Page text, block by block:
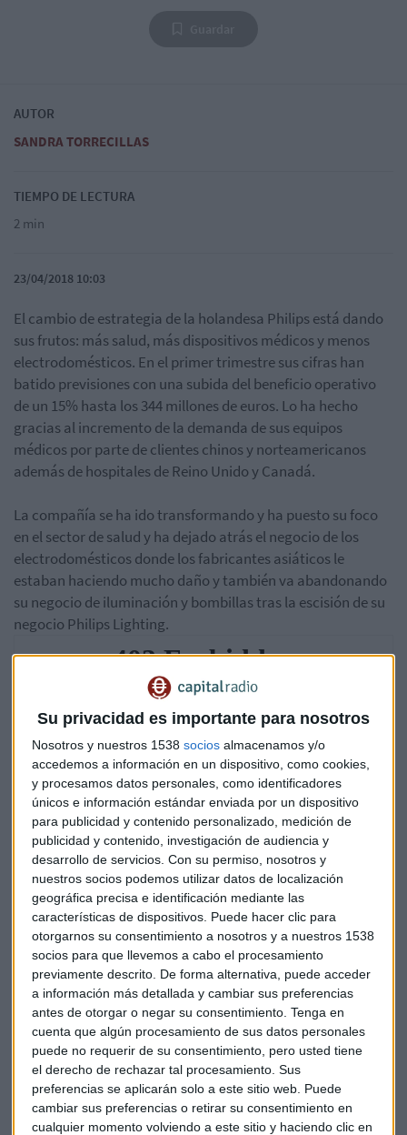
Su privacidad es importante para nosotros
Nosotros y nuestros 1538 socios almacenamos y/o
accedemos a información en un dispositivo, como cookies,
y procesamos datos personales, como identificadores
únicos e información estándar enviada por un dispositivo
para publicidad y contenido personalizado, medición de
publicidad y contenido, investigación de audiencia y
desarrollo de servicios. Con su permiso, nosotros y
nuestros socios podemos utilizar datos de localización
geográfica precisa e identificación mediante las
características de dispositivos. Puede hacer clic para
otorgarnos su consentimiento a nosotros y a nuestros 1538
socios para que llevemos a cabo el procesamiento
previamente descrito. De forma alternativa, puede acceder
a información más detallada y cambiar sus preferencias
antes de otorgar o negar su consentimiento. Tenga en
cuenta que algún procesamiento de sus datos personales
puede no requerir de su consentimiento, pero usted tiene
el derecho de rechazar tal procesamiento. Sus
preferencias se aplicarán solo a este sitio web. Puede
cambiar sus preferencias o retirar su consentimiento en
cualquier momento volviendo a este sitio y haciendo clic en
AUTOR
SANDRA TORRECILLAS
TIEMPO DE LECTURA
2 min
23/04/2018 10:03
El cambio de estrategia de la holandesa Philips está dando
sus frutos: más salud, más dispositivos médicos y menos
electrodomésticos. En el primer trimestre sus cifras han
batido previsiones con una subida del beneficio operativo
de un 15% hasta los 344 millones de euros. Lo ha hecho
gracias al incremento de la demanda de sus equipos
médicos por parte de clientes chinos y norteamericanos
además de hospitales de Reino Unido y Canadá.
La compañía se ha ido transformando y ha puesto su foco
en el sector de salud y ha dejado atrás el negocio de los
electrodomésticos donde los fabricantes asiáticos le
estaban haciendo mucho daño y también va abandonando
su negocio de iluminación y bombillas tras la escisión de su
negocio Philips Lighting.
Su consejero delegado, Frans van Houten, señala que
todavía queda mucho trabajo por hacer pero "2018 ha
comenzado bien" con unasventas comparables que han
subido un 5% y los nuevos pedidos han repuntado un
10%. De esta forma reafirma el objetivo de crecer en ventas
entre un 4% y un 6%. El crecimiento ha sido más fuerte en la
división de ultrasonido, escáneres médicos y otros equipos